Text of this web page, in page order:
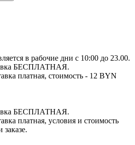
в рабочие дни с 10:00 до 23.00.
БЕСПЛАТНАЯ.
платная, стоимость - 12 BYN
БЕСПЛАТНАЯ.
платная, условия и стоимость
заказе.